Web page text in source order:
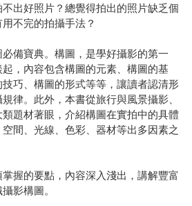
出好照片？總覺得拍出的照片缺乏個
不完的拍攝手法？
備寶典。構圖，是學好攝影的第一
，內容包含構圖的元素、構圖的基
巧、構圖的形式等等，讓讀者認清形
律。此外，本書從旅行與風景攝影、
題材著眼，介紹構圖在實拍中的具體
間、光線、色彩、器材等出多因素之
握的要點，內容深入淺出，講解豐富
影構圖。